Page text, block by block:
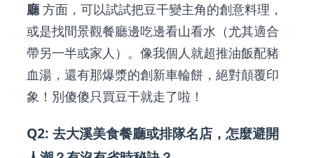
廳方面，可以試試把豆干變主角的創意料理，
或是找間景觀餐廳邊吃邊看山看水（尤其適合
帶另一半或家人）。像我個人就超推油飯配豬
血湯，還有那爆漿的創新車輪餅，絕對顛覆印
象！別傻傻只買豆干就走了啦！
Q2: 去大溪美食餐廳或排隊名店，怎麼避開